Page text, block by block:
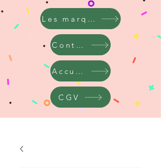
Les marques
Contact
Accueil
CGV